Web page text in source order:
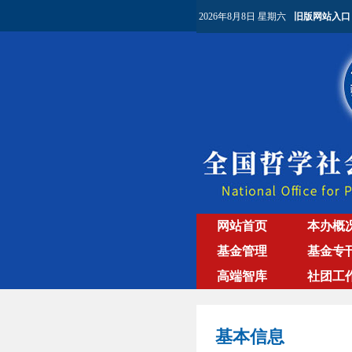
2026年8月8日 星期六 旧版网站入口
网站首页
本办概
基金管理
基金专
高端智库
社团工
基本信息